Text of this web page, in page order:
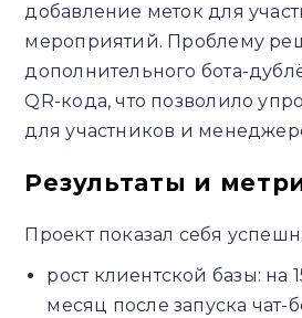
добавление меток для
мероприятий. Проблему
дополнительного бота-
QR-кода, что позволило
для участников и
Результаты и
Проект показал себя
рост клиентской базы: на
месяц после запуска чат-